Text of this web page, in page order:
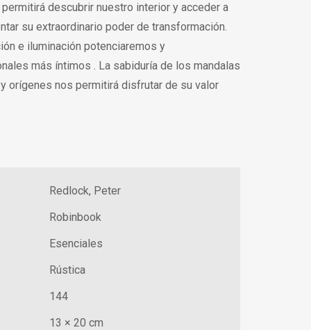
descubrir nuestro interior y acceder a
su extraordinario poder de transformación.
e iluminación potenciaremos y
más íntimos . La sabiduría de los mandalas
orígenes nos permitirá disfrutar de su valor
Redlock, Peter
Robinbook
Esenciales
Rústica
144
13 × 20 cm